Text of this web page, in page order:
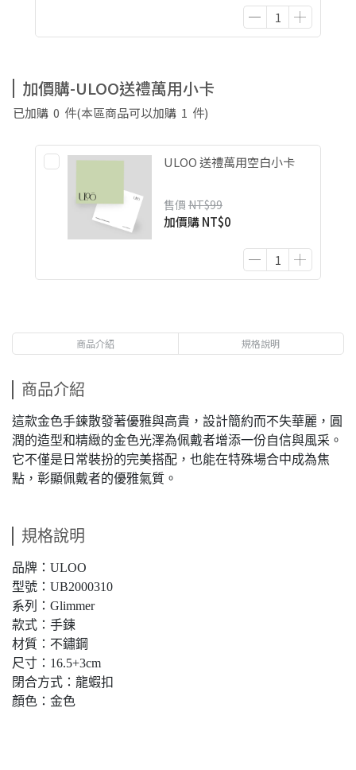
加價購-ULOO送禮萬用小卡
已加購 0 件(本區商品可以加購 1 件)
ULOO 送禮萬用空白小卡
售價 NT$99
加價購NT$0
商品介紹 規格說明
商品介紹
這款金色手鍊散發著優雅與高貴，設計簡約而不失華麗，圓
潤的造型和精緻的金色光澤為佩戴者增添一份自信與風采。
它不僅是日常裝扮的完美搭配，也能在特殊場合中成為焦
點，彰顯佩戴者的優雅氣質。
規格說明
品牌：ULOO
型號：UB2000310
系列：Glimmer
款式：手鍊
材質：不鏽鋼
尺寸：16.5+3cm
閉合方式：龍蝦扣
顏色：金色